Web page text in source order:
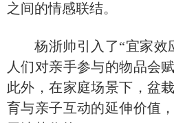
之间的情感联结。
杨浙帅引入了“宜家效
人们对亲手参与的物品会
此外，在家庭场景下，盆
育与亲子互动的延伸价值